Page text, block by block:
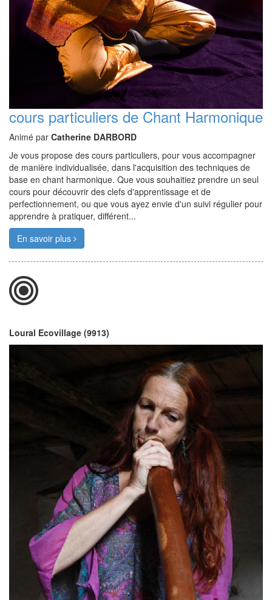
cours particuliers de Chant Harmonique
Animé par Catherine DARBORD
Je vous propose des cours particuliers, pour vous accompagner
de manière individualisée, dans l'acquisition des techniques de
base en chant harmonique. Que vous souhaitiez prendre un seul
cours pour découvrir des clefs d'apprentissage et de
perfectionnement, ou que vous ayez envie d'un suivi régulier pour
apprendre à pratiquer, différent...
En savoir plus
Loural Ecovillage (9913)